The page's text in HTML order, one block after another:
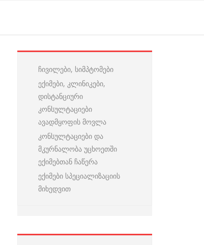
ჩივილები, სიმპტომები
ექიმები, კლინიკები,
დისტანციური
კონსულტაციები
ავადმყოფის მოვლა
კონსულტაციები და
მკურნალობა უცხოეთში
ექიმებთან ჩაწერა
ექიმები სპეციალიზაციის
მიხედვით